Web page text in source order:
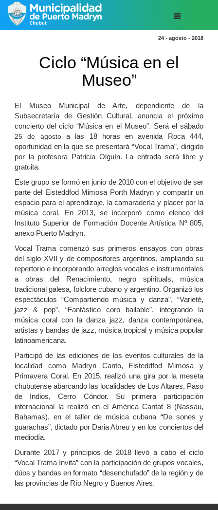
24 - agosto - 2018
Ciclo “Música en el
Museo”
El Museo Municipal de Arte, dependiente de la
Subsecretaría de Gestión Cultural, anuncia el próximo
concierto del ciclo “Música en el Museo”. Será el sábado
25 de agostoa las 18 horas en avenida Roca 444,
oportunidad en la que se presentará “Vocal Trama”, dirigido
por la profesora Patricia Olguín. La entrada será libre y
gratuita.
Este grupo se formó en junio de 2010 con el objetivo de ser
parte del Eisteddfod Mimosa Porth Madryn y compartir un
espacio para el aprendizaje, la camaradería y placer por la
música coral. En 2013, se incorporó como elenco del
Instituto Superior de Formación Docente Artística Nº 805,
anexo Puerto Madryn.
Vocal Trama comenzó sus primeros ensayos con obras
del siglo XVII y de compositores argentinos, ampliando su
repertorio e incorporando arreglos vocales e instrumentales
a obras del Renacimiento, negro spirituals, música
tradicional galesa, folclore cubano y argentino. Organizó los
espectáculos “Compartiendo música y danza”, “Varieté,
jazz & pop”, “Fantástico coro bailable”, integrando la
música coral con la danza jazz, danza contemporánea,
artistas y bandas de jazz, música tropical y música popular
latinoamericana.
Participó de las ediciones de los eventos culturales de la
localidad como Madryn Canto, Eisteddfod Mimosa y
Primavera Coral. En 2015, realizó una gira por la meseta
chubutense abarcando las localidades de Los Altares, Paso
de Indios, Cerro Cóndor. Su primera participación
internacional la realizó en el América Cantat 8 (Nassau,
Bahamas), en el taller de música cubana “De sones y
guarachas”, dictado por Daria Abreu y en los conciertos del
mediodía.
Durante 2017 y principios de 2018 llevó a cabo el ciclo
“Vocal Trama Invita” con la participación de grupos vocales,
dúos y bandas en formato “desenchufado” de la región y de
las provincias de Río Negro y Buenos Aires.